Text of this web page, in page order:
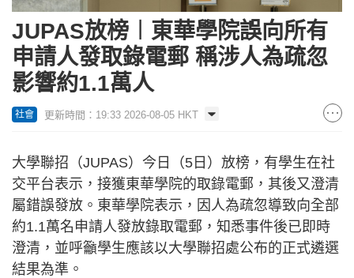
JUPAS放榜︱東華學院誤向所有
申請人發取錄電郵 稱涉人為疏忽
影響約1.1萬人
社會 更新時間：19:33 2026-08-05 HKT
大學聯招（JUPAS）今日（5日）放榜，有學生在社
交平台表示，接獲東華學院的取錄電郵，其後又澄清
屬錯誤發放。東華學院表示，因人為疏忽導致向全部
約1.1萬名申請人發放錄取電郵，知悉事件後已即時
澄清，並呼籲學生應該以大學聯招處公布的正式遴選
結果為準。